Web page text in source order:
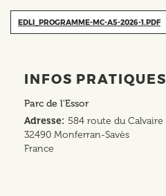
EDLI_PROGRAMME-MC-A5-2026-1.PDF
INFOS PRATIQUES
Parc de l'Essor
Adresse 584 route du Calvaire
32490 Monferran-Savès
France